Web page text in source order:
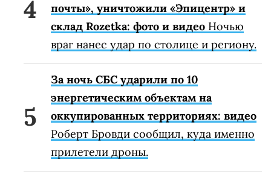
почты», уничтожили «Эпицентр» и
склад Rozetka: фото и видео Ночью
враг нанес удар по столице и региону.
За ночь СБС ударили по 10
энергетическим объектам на
оккупированных территориях: видео
Роберт Бровди сообщил, куда именно
прилетели дроны.